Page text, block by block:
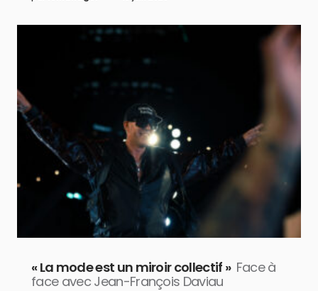
« La mode est un miroir collectif » Face à
face avec Jean-François Daviau